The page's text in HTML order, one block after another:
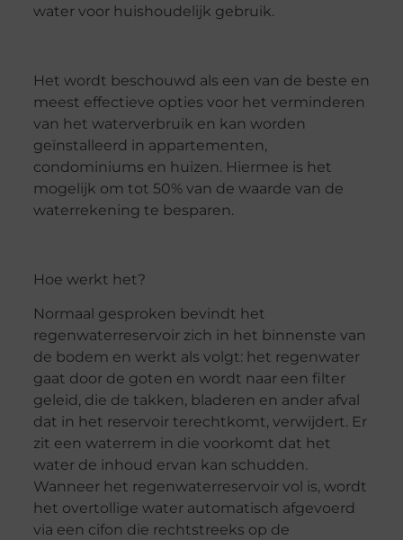
water voor huishoudelijk gebruik.
Het wordt beschouwd als een van de beste en
meest effectieve opties voor het verminderen
van het waterverbruik en kan worden
geïnstalleerd in appartementen,
condominiums en huizen. Hiermee is het
mogelijk om tot 50% van de waarde van de
waterrekening te besparen.
Hoe werkt het?
Normaal gesproken bevindt het
regenwaterreservoir zich in het binnenste van
de bodem en werkt als volgt: het regenwater
gaat door de goten en wordt naar een filter
geleid, die de takken, bladeren en ander afval
dat in het reservoir terechtkomt, verwijdert. Er
zit een waterrem in die voorkomt dat het
water de inhoud ervan kan schudden.
Wanneer het regenwaterreservoir vol is, wordt
het overtollige water automatisch afgevoerd
via een cifon die rechtstreeks op de